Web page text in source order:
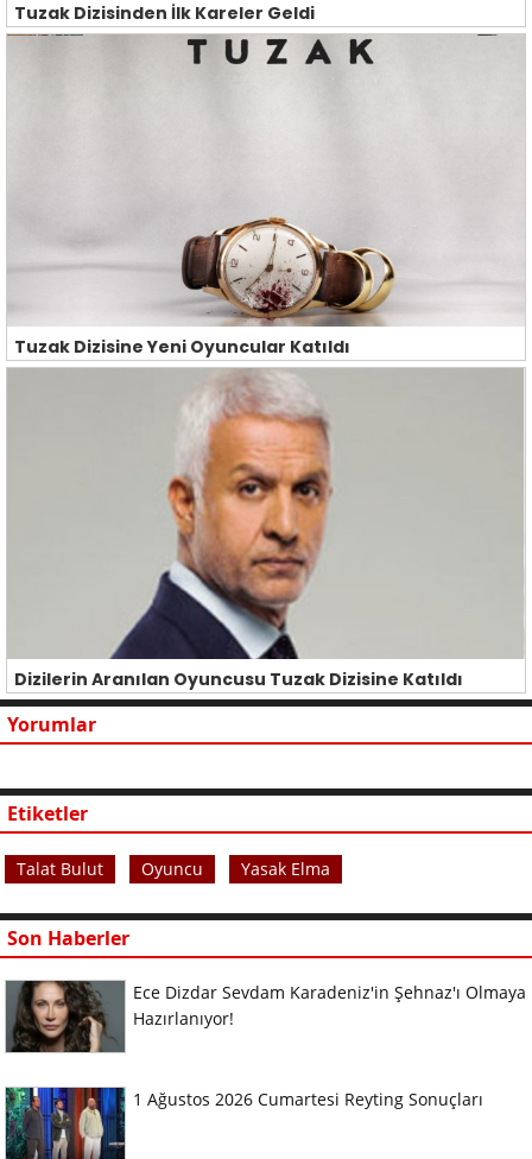
Tuzak Dizisinden İlk Kareler Geldi
Tuzak Dizisine Yeni Oyuncular Katıldı
Dizilerin Aranılan Oyuncusu Tuzak Dizisine Katıldı
Yorumlar
Etiketler
Talat Bulut Oyuncu Yasak Elma
Son Haberler
Ece Dizdar Sevdam Karadeniz'in Şehnaz'ı Olmaya
Hazırlanıyor!
1 Ağustos 2026 Cumartesi Reyting Sonuçları